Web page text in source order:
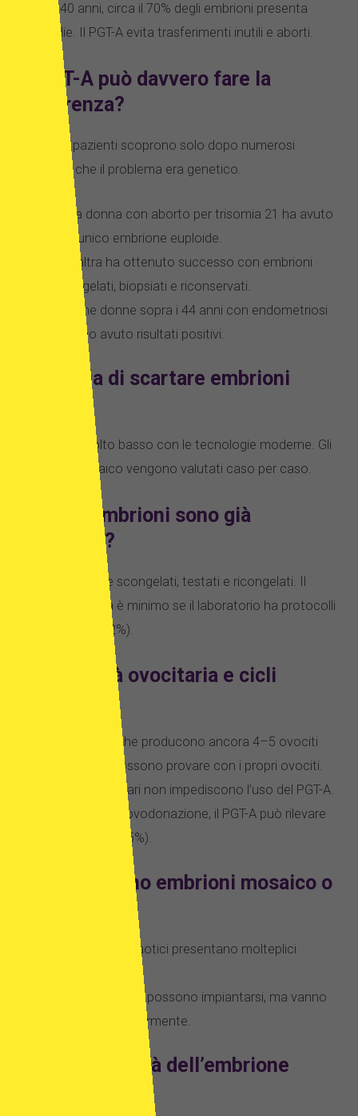
Dopo i 40 anni, circa il 70% degli embrioni presenta
anomalie. Il PGT-A evita trasferimenti inutili e aborti.
Il PGT-A può davvero fare la
differenza?
Sì. Molte pazienti scoprono solo dopo numerosi
fallimenti che il problema era genetico.
Una donna con aborto per trisomia 21 ha avuto
un unico embrione euploide.
Un’altra ha ottenuto successo con embrioni
congelati, biopsiati e riconservati.
Anche donne sopra i 44 anni con endometriosi
hanno avuto risultati positivi.
Si rischia di scartare embrioni
Il rischio è molto basso con le tecnologie moderne. Gli
embrioni mosaico vengono valutati caso per caso.
E se gli embrioni sono già
congelati?
Possono essere scongelati, testati e ricongelati. Il
rischio di perdita è minimo se il laboratorio ha protocolli
adeguati (circa 2%).
Età, qualità ovocitaria e cicli
Le donne che producono ancora 4–5 ovociti
per ciclo possono provare con i propri ovociti.
I cicli irregolari non impediscono l’uso del PGT-A.
Anche con ovodonazione, il PGT-A può rilevare
anomalie (35%).
Che cosa sono embrioni mosaico o
Gli embrioni caotici presentano molteplici
Quelli mosaico possono impiantarsi, ma vanno
valutati singolarmente.
Conta la qualità dell’embrione